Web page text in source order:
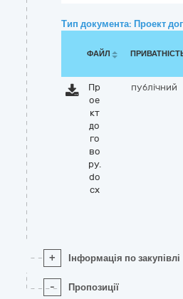
Тип документа: Проект
ФАЙЛ
Пр
ое
кт
до
го
во
ру.
do
cx
публічний
+ Інформація по закупівлі
- Пропозиції